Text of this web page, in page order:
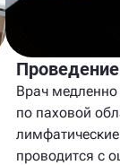
Врач
по паховой
проводится с